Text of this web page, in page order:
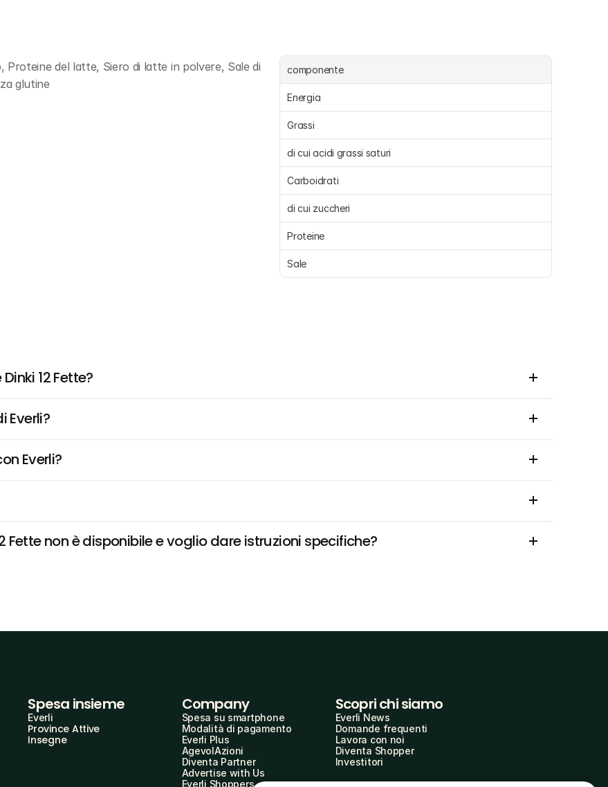
del latte, Siero di latte in polvere, Sale di
glutine
componente
Energia
Grassi
di cui acidi grassi saturi
Carboidrati
di cui zuccheri
Proteine
Sale
12 Fette?
Everli?
Everli?
Fette non è disponibile e voglio dare istruzioni specifiche?
Spesa insieme
Everli
Province Attive
Insegne
Company
Spesa su smartphone
Modalità di pagamento
Everli Plus
AgevolAzioni
Diventa Partner
Advertise with Us
Everli Shoppers
Scopri chi siamo
Everli News
Domande frequenti
Lavora con noi
Diventa Shopper
Investitori